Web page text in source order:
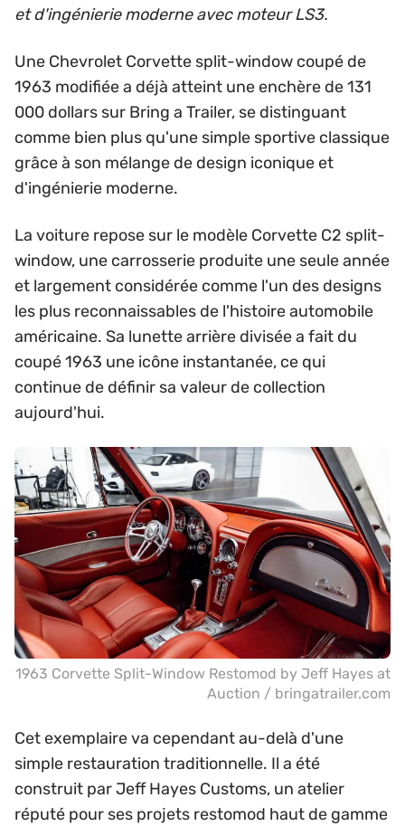
et d'ingénierie moderne avec moteur LS3.
Une Chevrolet Corvette split-window coupé de
1963 modifiée a déjà atteint une enchère de 131
000 dollars sur Bring a Trailer, se distinguant
comme bien plus qu'une simple sportive classique
grâce à son mélange de design iconique et
d'ingénierie moderne.
La voiture repose sur le modèle Corvette C2 split-
window, une carrosserie produite une seule année
et largement considérée comme l'un des designs
les plus reconnaissables de l'histoire automobile
américaine. Sa lunette arrière divisée a fait du
coupé 1963 une icône instantanée, ce qui
continue de définir sa valeur de collection
aujourd'hui.
1963 Corvette Split-Window Restomod by Jeff Hayes at
Auction / bringatrailer.com
Cet exemplaire va cependant au-delà d'une
simple restauration traditionnelle. Il a été
construit par Jeff Hayes Customs, un atelier
réputé pour ses projets restomod haut de gamme